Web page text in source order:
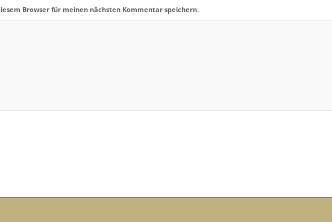
Browser für meinen nächsten Kommentar speichern.